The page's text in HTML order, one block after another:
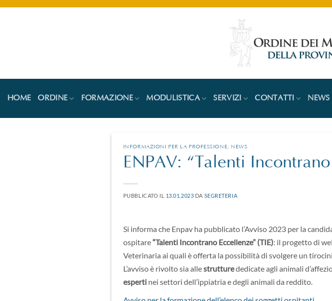
Salta
HOME ORDINE FORMAZIONE MODULISTICA SERVIZI CONTATTI NEWS
INFORMAZIONI PER LA PROFESSIONE, NEWS
ENPAV: “Talenti
PUBBLICATO IL 13.01.2023 DA SEGRETERIA
Si informa che Enpav ha pubblicato l’Avviso 2023 per la
ospitare“Talenti Incontrano Eccellenze” (TIE): il progetto di
Veterinaria ai quali è offerta la possibilità di svolgere un
L’avviso è rivolto sia allestrutturededicate agli animali
espertinei settori dell’ippiatria e degli animali da reddito.